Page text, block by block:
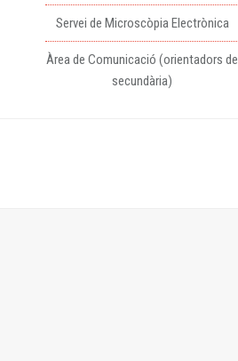
Servei de Microscòpia Electrònica
Àrea de Comunicació (orientadors de
secundària)